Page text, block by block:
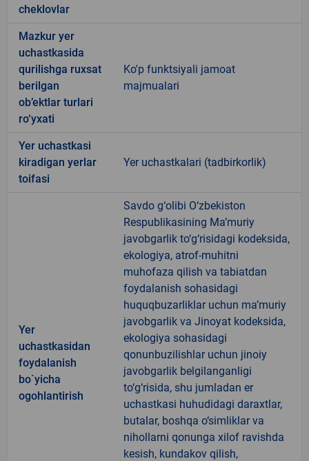
cheklovlar
Mazkur yer
uchastkasida
qurilishga ruxsat
berilgan
ob’ektlar turlari
ro‘yxati
Ko'p funktsiyali jamoat
majmualari
Yer uchastkasi
kiradigan yerlar
toifasi
Yer uchastkalari (tadbirkorlik)
Yer
uchastkasidan
foydalanish
bo`yicha
ogohlantirish
Savdo g‘olibi O‘zbekiston
Respublikasining Ma’muriy
javobgarlik to‘g‘risidagi kodeksida,
ekologiya, atrof-muhitni
muhofaza qilish va tabiatdan
foydalanish sohasidagi
huquqbuzarliklar uchun ma’muriy
javobgarlik va Jinoyat kodeksida,
ekologiya sohasidagi
qonunbuzilishlar uchun jinoiy
javobgarlik belgilanganligi
to‘g‘risida, shu jumladan er
uchastkasi huhudidagi daraxtlar,
butalar, boshqa o‘simliklar va
nihollarni qonunga xilof ravishda
kesish, kundakov qilish,